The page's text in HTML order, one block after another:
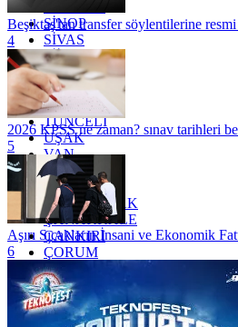
SİNOP
SİVAS
SİİRT
TEKİRDAĞ
TOKAT
TRABZON
TUNCELİ
UŞAK
VAN
YALOVA
YOZGAT
ZONGULDAK
ÇANAKKALE
ÇANKIRI
ÇORUM
İSTANBUL
İZMİR
ŞANLIURFA
ŞIRNAK
Beşiktaş'tan transfer söylentilerine resmi
4
2026 KPSS ne zaman? sınav tarihleri
5
Aşırı Sıcakların İnsani ve Ekonomik
6